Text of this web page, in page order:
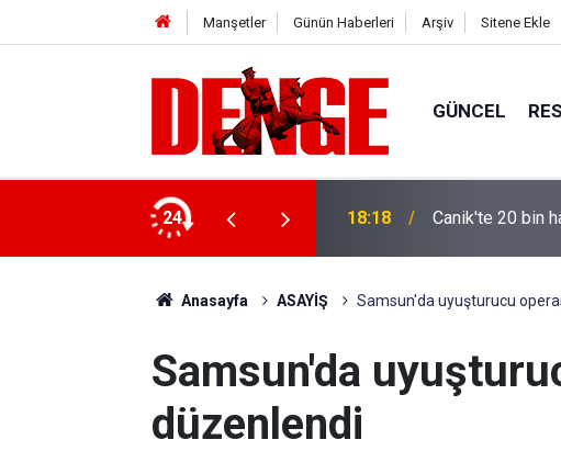
Manşetler Günün Haberleri Arşiv Sitene Ekle
GÜNCEL
24
kadar devam edecek 18:18 Canik'te 20 bin
Anasayfa ASAYİŞ Samsun'da uyuşturucu
Samsun'da
düzenlendi